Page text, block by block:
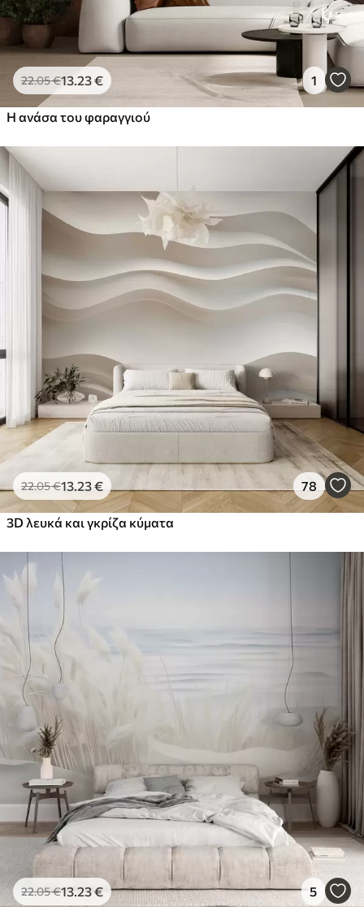
22.05€13.23€ 1
Η ανάσα του φαραγγιού
22.05€13.23€ 78
3D λευκά και γκρίζα κύματα
22.05€13.23€ 5